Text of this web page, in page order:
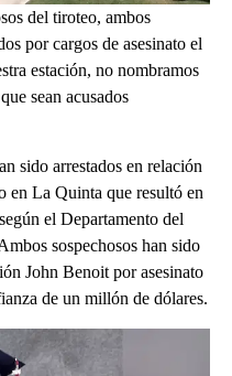
del tiroteo, ambos
por cargos de asesinato el
estación, no nombramos
sean acusados
sido arrestados en relación
en La Quinta que resultó en
el Departamento del
sospechosos han sido
John Benoit por asesinato
de un millón de dólares.